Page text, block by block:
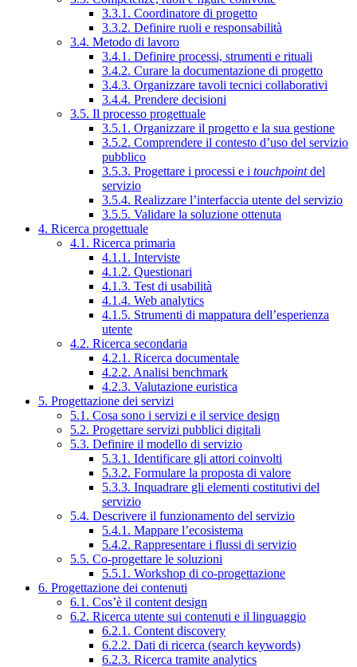
3.3.1. Coordinatore di progetto
3.3.2. Definire ruoli e responsabilità
3.4. Metodo di lavoro
3.4.1. Definire processi, strumenti e rituali
3.4.2. Curare la documentazione di progetto
3.4.3. Organizzare tavoli tecnici collaborativi
3.4.4. Prendere decisioni
3.5. Il processo progettuale
3.5.1. Organizzare il progetto e la sua gestione
3.5.2. Comprendere il contesto d’uso del servizio
pubblico
3.5.3. Progettare i processi e i touchpointdel
servizio
3.5.4. Realizzare l’interfaccia utente del servizio
3.5.5. Validare la soluzione ottenuta
4. Ricerca progettuale
4.1. Ricerca primaria
4.1.1. Interviste
4.1.2. Questionari
4.1.3. Test di usabilità
4.1.4. Web analytics
4.1.5. Strumenti di mappatura dell’esperienza
utente
4.2. Ricerca secondaria
4.2.1. Ricerca documentale
4.2.2. Analisi benchmark
4.2.3. Valutazione euristica
5. Progettazione dei servizi
5.1. Cosa sono i servizi e il service design
5.2. Progettare servizi pubblici digitali
5.3. Definire il modello di servizio
5.3.1. Identificare gli attori coinvolti
5.3.2. Formulare la proposta di valore
5.3.3. Inquadrare gli elementi costitutivi del
servizio
5.4. Descrivere il funzionamento del servizio
5.4.1. Mappare l’ecosistema
5.4.2. Rappresentare i flussi di servizio
5.5. Co-progettare le soluzioni
5.5.1. Workshop di co-progettazione
6. Progettazione dei contenuti
6.1. Cos’è il content design
6.2. Ricerca utente sui contenuti e il linguaggio
6.2.1. Content discovery
6.2.2. Dati di ricerca (search keywords)
6.2.3. Ricerca tramite analytics